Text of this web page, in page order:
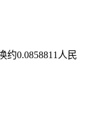
约0.0858811人民